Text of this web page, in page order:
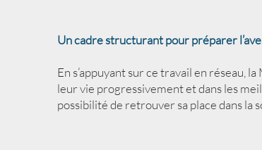
Un cadre structurant pour préparer
En s’appuyant sur ce travail en
leur vie progressivement et dans les
possibilité de retrouver sa place dans la